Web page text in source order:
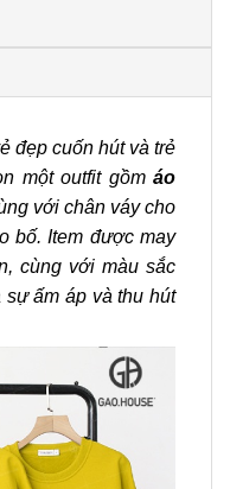
đẹp cuốn hút và trẻ
một outfit gồm áo
với chân váy cho
bố. Item được may
cùng với màu sắc
ấm áp và thu hút